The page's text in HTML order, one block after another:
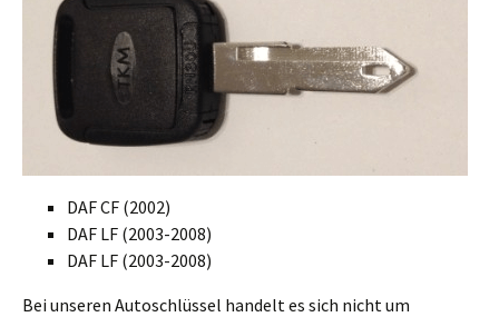
DAF CF (2002)
DAF LF (2003-2008)
DAF LF (2003-2008)
Bei unseren Autoschlüssel handelt es sich nicht um